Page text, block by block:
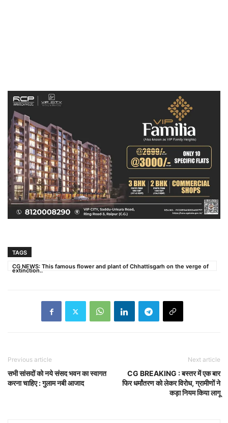
TAGS
CG NEWS: This famous flower and plant of Chhattisgarh on the verge of
extinction..
Previous article
सभी सांसदों को नये संसद भवन का स्वागत
करना चाहिए : गुलाम नबी आजाद
Next article
CG BREAKING : बस्तर में एक बार
फिर धर्मांतरण को लेकर विरोध, ग्रामीणों ने
कड़ा नियम किया लागू